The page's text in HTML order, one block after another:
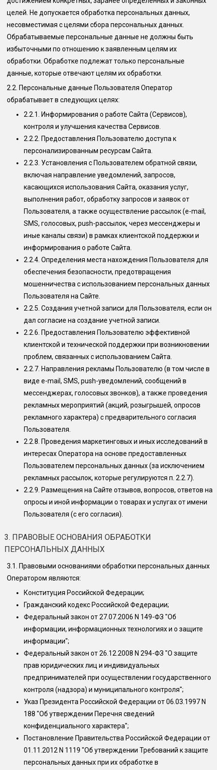
целей. Не допускается обработка персональных данных,
несовместимая с целями сбора персональных данных.
Обрабатываемые персональные данные не должны быть
избыточными по отношению к заявленным целям их
обработки. Обработке подлежат только персональные
данные, которые отвечают целям их обработки.
2.2. Персональные данные Пользователя Оператор
обрабатывает в следующих целях:
2.2.1.
Информирования о работе Сайта (Сервисов),
контроля и улучшения качества Сервисов.
2.2.2. Предоставления Пользователю доступа к
персонализированным ресурсам Сайта.
2.2.3. Установления с Пользователем обратной связи,
включая направление уведомлений, запросов,
касающихся использования Сайта, оказания услуг,
выполнения работ, обработку запросов и заявок от
Пользователя, а также осуществление рассылок (e-mail,
SMS, голосовых, push-рассылок, через мессенджеры и
иные каналы связи) в рамках клиентской поддержки и
информирования о работе Сайта.
2.2.4. Определения места нахождения Пользователя для
обеспечения безопасности, предотвращения
мошенничества с использованием персональных данных
Пользователя на Сайте.
2.2.5. Создания учетной записи для Пользователя, если он
дал согласие на создание учетной записи.
2.2.6. Предоставления Пользователю эффективной
клиентской и технической поддержки при возникновении
проблем, связанных с использованием Сайта.
2.2.7. Направления рекламы Пользователю (в том числе в
виде e-mail, SMS, push-уведомлений, сообщений в
мессенджерах, голосовых звонков), а также проведения
рекламных мероприятий (акций, розыгрышей, опросов
рекламного характера) с предварительного согласия
Пользователя.
2.2.8. Проведения маркетинговых и иных исследований в
интересах Оператора на основе предоставленных
Пользователем персональных данных (за исключением
рекламных рассылок, которые регулируются п. 2.2.7).
2.2.9. Размещения на Сайте отзывов, вопросов, ответов на
опросы и иной информации о товарах и услугах от имени
Пользователя (с его согласия).
3. ПРАВОВЫЕ ОСНОВАНИЯ ОБРАБОТКИ
ПЕРСОНАЛЬНЫХ ДАННЫХ
3.1.
Правовыми основаниями обработки персональных данных
Оператором являются:
Конституция Российской Федерации;
Гражданский кодекс Российской Федерации;
Федеральный закон от 27.07.2006 N 149-ФЗ "Об
информации, информационных технологиях и о защите
информации";
Федеральный закон от 26.12.2008 N 294-ФЗ "О защите
прав юридических лиц и индивидуальных
предпринимателей при осуществлении государственного
контроля (надзора) и муниципального контроля";
Указ Президента Российской Федерации от 06.03.1997 N
188 "Об утверждении Перечня сведений
конфиденциального характера";
Постановление Правительства Российской Федерации от
01.11.2012 N 1119 "Об утверждении Требований к защите
персональных данных при их обработке в